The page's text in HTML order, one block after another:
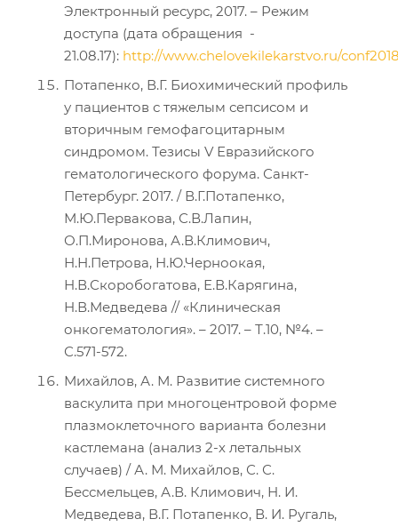
Электронный ресурс, 2017. – Режим
доступа (дата обращения -
21.08.17): http://www.chelovekilekarstvo.ru/
Потапенко, В.Г. Биохимический профиль
у пациентов с тяжелым сепсисом и
вторичным гемофагоцитарным
синдромом. Тезисы V Евразийского
гематологического форума. Санкт-
Петербург. 2017. / В.Г.Потапенко,
М.Ю.Первакова, С.В.Лапин,
О.П.Миронова, А.В.Климович,
Н.Н.Петрова, Н.Ю.Черноокая,
Н.В.Скоробогатова, Е.В.Карягина,
Н.В.Медведева // «Клиническая
онкогематология». – 2017. – Т.10, №4. –
С.571-572.
Михайлов, А. М. Развитие системного
васкулита при многоцентровой форме
плазмоклеточного варианта болезни
кастлемана (анализ 2-х летальных
случаев) / А. М. Михайлов, С. С.
Бессмельцев, А.В. Климович, Н. И.
Медведева, В.Г. Потапенко, В. И. Ругаль,